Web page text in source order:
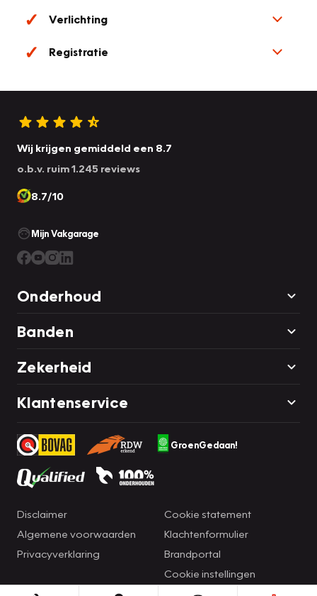
Verlichting
Registratie
Wij krijgen gemiddeld een 8.7
o.b.v. ruim 1.245 reviews
8.7/10
Mijn Vakgarage
Onderhoud
Banden
Zekerheid
Klantenservice
GroenGedaan!
Disclaimer
Algemene voorwaarden
Privacyverklaring
Cookie statement
Klachtenformulier
Brandportal
Cookie instellingen